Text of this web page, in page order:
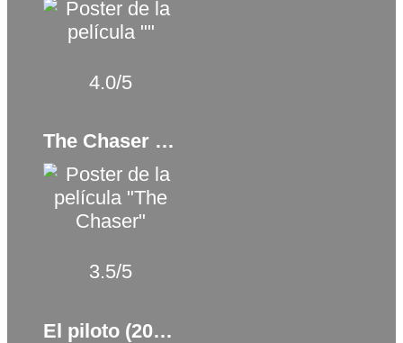
4.0/5
The Chaser (2008)
3.5/5
El piloto (2023)